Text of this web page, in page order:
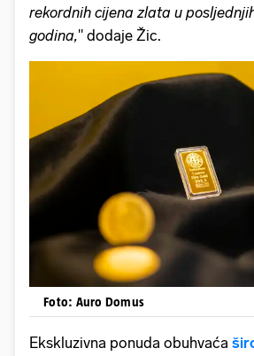
rekordnih cijena zlata u
godina,'' dodaje Žic.
Foto: Auro Domus
Ekskluzivna ponuda obuhvaća